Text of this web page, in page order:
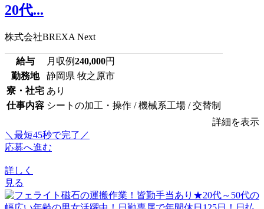
20代...
株式会社BREXA Next
給与 月収例240,000円
勤務地
静岡県 牧之原市
寮・社宅 あり
仕事内容 シートの加工・操作 / 機械系工場 / 交替制
詳細を表示
＼最短45秒で完了／
応募へ進む
詳しく
見る